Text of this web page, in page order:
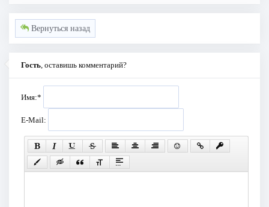
Вернуться назад
Гость , оставишь комментарий?
Имя:*
E-Mail: